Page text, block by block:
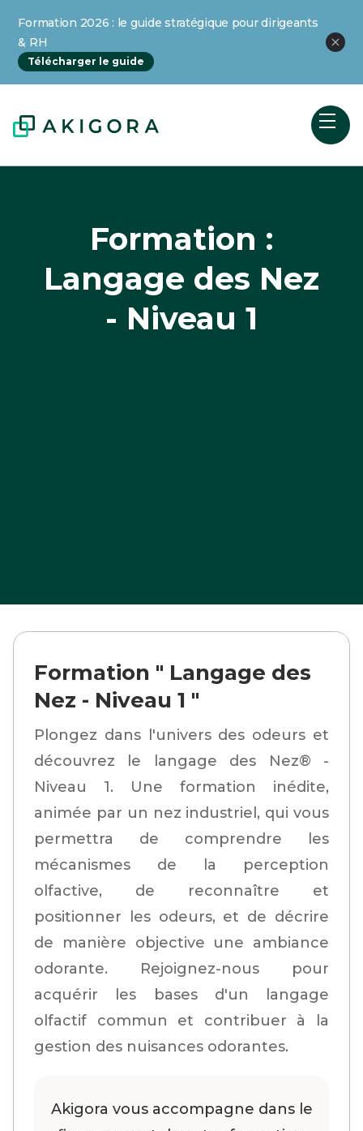
Formation 2026 : le guide stratégique pour dirigeants
& RH
Télécharger le guide
Formation :
Langage des Nez
- Niveau 1
Formation " Langage des
Nez - Niveau 1 "
Plongez dans l'univers des odeurs et
découvrez le langage des Nez® -
Niveau 1. Une formation inédite,
animée par un nez industriel, qui vous
permettra de comprendre les
mécanismes de la perception
olfactive, de reconnaître et
positionner les odeurs, et de décrire
de manière objective une ambiance
odorante. Rejoignez-nous pour
acquérir les bases d'un langage
olfactif commun et contribuer à la
gestion des nuisances odorantes.
Akigora vous accompagne dans le